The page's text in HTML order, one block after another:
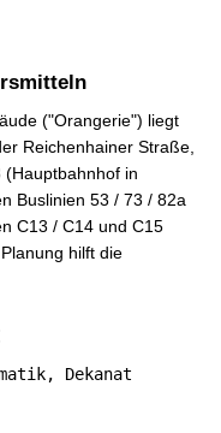
("Orangerie") liegt
Reichenhainer Straße,
in
Buslinien 53 / 73 / 82a
C13 / C14 und C15
hilft die
Dekanat